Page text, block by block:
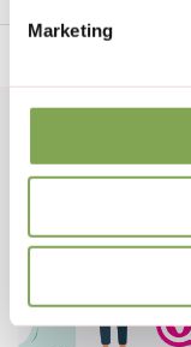
Marketing